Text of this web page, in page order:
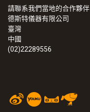
TUC介面
請聯系我們當地的合作夥伴
德斯特儀器有限公司
臺灣
中國
(02)22289556